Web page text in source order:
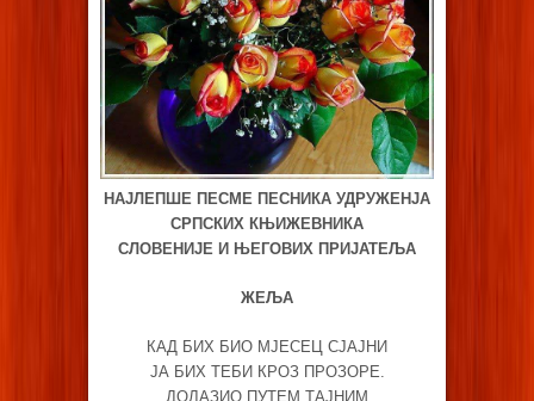
НАЈЛЕПШЕ ПЕСМЕ ПЕСНИКА УДРУЖЕНЈА
СРПСКИХ КЊИЖЕВНИКА
СЛОВЕНИЈЕ И ЊЕГОВИХ ПРИЈАТЕЉА
ЖЕЉА
КАД БИХ БИО МЈЕСЕЦ СЈАЈНИ
ЈА БИХ ТЕБИ КРОЗ ПРОЗОРЕ.
ДОЛАЗИО ПУТЕМ ТАЈНИМ